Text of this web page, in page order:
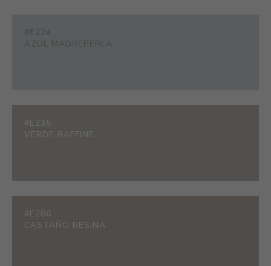
#E224
AZUL MADREPERLA
#E235
VERDE RAFFINE
#E286
CASTAÑO RESINA